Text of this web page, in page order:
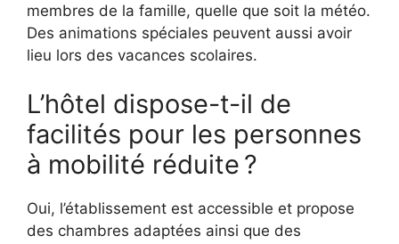
membres de la famille, quelle que soit la météo.
Des animations spéciales peuvent aussi avoir
lieu lors des vacances scolaires.
L’hôtel dispose-t-il de
facilités pour les personnes
à mobilité réduite ?
Oui, l’établissement est accessible et propose
des chambres adaptées ainsi que des